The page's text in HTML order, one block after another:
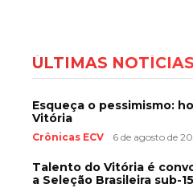
ÚLTIMAS NOTÍCIAS
Esqueça o pessimismo:
Vitória
Crônicas ECV 6 de agosto de
Talento do Vitória é
a Seleção Brasileira sub-15